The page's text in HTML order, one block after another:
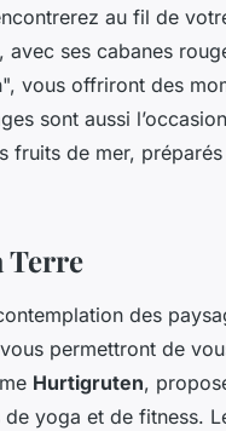
au fil de
ses cabanes
vous offriront des
sont aussi
fruits de mer,
Terre
des
permettront de
Hurtigruten,
yoga et de fitness.